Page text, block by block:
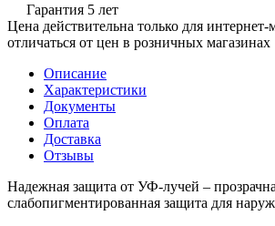
Гарантия 5 лет
Цена действительна только для
отличаться от цен в розничных магазинах
Описание
Характеристики
Документы
Оплата
Доставка
Отзывы
Надежная защита от УФ-лучей –
слабопигментированная защита для